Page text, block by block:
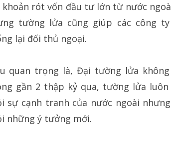
khoản rót vốn đầu tư lớn từ nước
tường lửa cũng giúp các công
lại đối thủ ngoại.
quan trọng là, Đại tường lửa
gần 2 thập kỷ qua, tường lửa
sự cạnh tranh của nước ngoài
những ý tưởng mới.